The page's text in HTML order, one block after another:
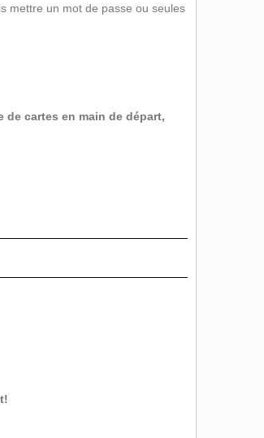
mettre un mot de passe ou seules
cartes en main de départ,